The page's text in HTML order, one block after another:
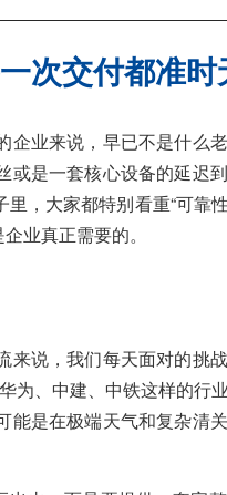
次交付都准时
业来说，早已不是什么
或是一套核心设备的延迟
，大家都特别看重“可靠性
业真正需要的。
来说，我们每天面对的挑
为、中建、中铁这样的行
是在极端天气和复杂清